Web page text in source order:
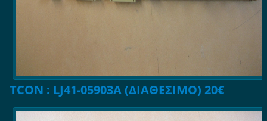
TCON : LJ41-05903A (ΔΙΑΘΕΣΙΜΟ) 20€